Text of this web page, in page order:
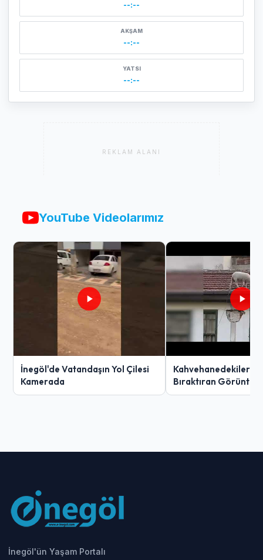
--:--
AKŞAM
--:--
YATSI
--:--
REKLAM ALANI
YouTube Videolarımız
İnegöl'de Vatandaşın Yol Çilesi
Kamerada
Kahvehanedekiler
Bıraktıran Görüntü!
İnegöl'ün Yaşam Portalı